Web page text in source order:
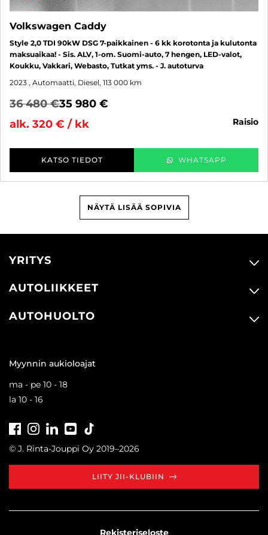
Volkswagen Caddy
Style 2,0 TDI 90kW DSG 7-paikkainen - 6 kk korotonta ja kulutonta
maksuaikaa! - Sis. ALV, 1-om. Suomi-auto, 7 hengen, LED-valot,
Koukku, Vakkari, Webasto, Tutkat yms. - J. autoturva
2023 , Automaatti, Diesel, 113 000 km
36 480 €35 980 €
alk. 320 € / kk
raisio
KATSO TIEDOT WHATSAPP
NÄYTÄ LISÄÄ SOPIVIA
YRITYS
AUTOLIIKKEET
AUTOHUOLTO
Myynnin aukioloajat
ma - pe 10 - 18
la 10 - 16
FacebookInstagramLinkedInYoutube
© J. Rinta-Jouppi Oy 2019–2026
LIITY JII-KLUBIIN
Rekisteriseloste